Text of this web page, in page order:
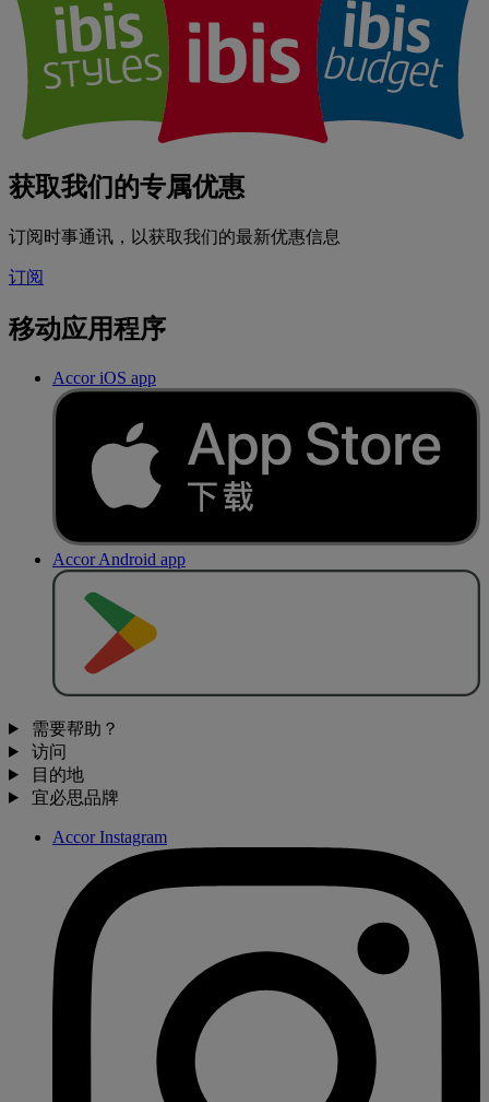
获取我们的专属优惠
订阅时事通讯，以获取我们的最新优惠信息
订阅
移动应用程序
Accor iOS app
Accor Android app
需要帮助？
访问
目的地
宜必思品牌
Accor Instagram